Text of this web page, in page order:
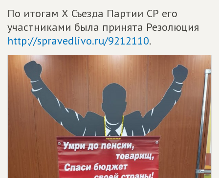
По итогам Х Съезда Партии СР его
участниками была принята Резолюция
http://spravedlivo.ru/9212110.